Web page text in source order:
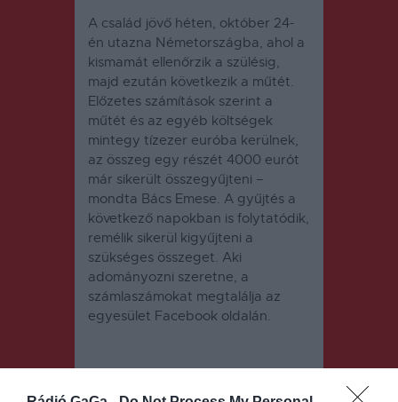
A család jövő héten, október 24-
én utazna Németországba, ahol a
kismamát ellenőrzik a szülésig,
majd ezután következik a műtét.
Előzetes számítások szerint a
műtét és az egyéb költségek
mintegy tízezer euróba kerülnek,
az összeg egy részét 4000 eurót
már sikerült összegyűjteni –
mondta Bács Emese. A gyűjtés a
következő napokban is folytatódik,
remélik sikerül kigyűjteni a
szükséges összeget. Aki
adományozni szeretne, a
számlaszámokat megtalálja az
egyesület Facebook oldalán.